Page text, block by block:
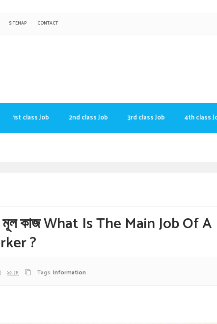
SITEMAP CONTACT
1st class Job 2nd class Job 3rd class Job 4th class
মূল কাজ What Is The Main Job Of A
?
১৫ মে Tags: Information